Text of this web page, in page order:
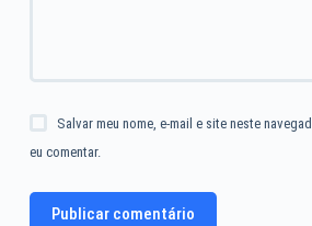
Salvar meu nome, e-mail e site neste
eu comentar.
Publicar comentário